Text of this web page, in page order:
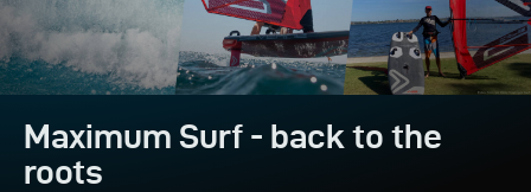
Maximum Surf - back to the
roots